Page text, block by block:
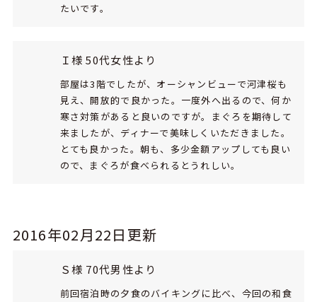
たいです。
Ｉ様 50代女性より
部屋は3階でしたが、オーシャンビューで河津桜も
見え、開放的で良かった。一度外へ出るので、何か
寒さ対策があると良いのですが。まぐろを期待して
来ましたが、ディナーで美味しくいただきました。
とても良かった。朝も、多少金額アップしても良い
ので、まぐろが食べられるとうれしい。
2016年02月22日更新
Ｓ様 70代男性より
前回宿泊時の夕食のバイキングに比べ、今回の和食